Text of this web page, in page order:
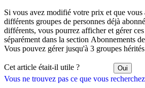
Vous ne trouvez pas ce que vous
Si vous avez modifié votre prix et que vous
différents groupes de personnes déjà
différents, vous pourrez afficher et gérer
séparément dans la section Abonnements
Vous pouvez gérer jusqu'à 3 groupes
Cet article était-il utile ? Oui